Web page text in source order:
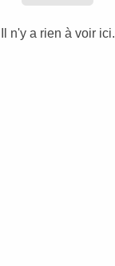
Il n'y a rien à voir ici.